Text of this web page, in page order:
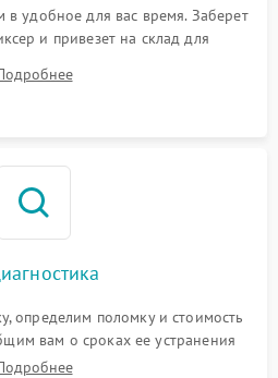
удобное для вас время. Заберет
и привезет на склад для
определим поломку и стоимость
вам о сроках ее устранения